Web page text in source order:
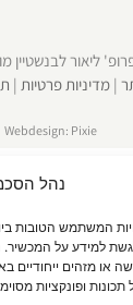
נהל הסכמה
על המכשיר. הסכמה
ייחודיים באתר
מסוימות.
לבנשטיין מומחה
פרטיות|תנאי
Webdesign: